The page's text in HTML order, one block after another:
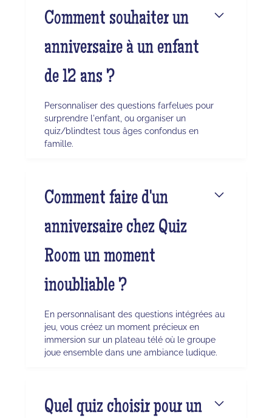
Comment souhaiter un
anniversaire à un enfant
de 12 ans ?
Personnaliser des questions farfelues pour
surprendre l'enfant, ou organiser un
quiz/blindtest tous âges confondus en
famille.
Comment faire d'un
anniversaire chez Quiz
Room un moment
inoubliable ?
En personnalisant des questions intégrées au
jeu, vous créez un moment précieux en
immersion sur un plateau télé où le groupe
joue ensemble dans une ambiance ludique.
Quel quiz choisir pour un